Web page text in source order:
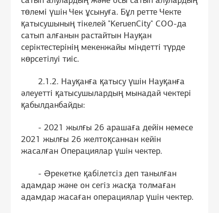
төлемі үшін Чек ұсынуға. Бұл ретте Чекте
қатысушының тікелей "KeruenCity" СОО-да
сатып алғанын растайтын Науқан
серіктестерінің мекенжайы міндетті түрде
көрсетілуі тиіс.
2.1.2. Науқанға қатысу үшін Науқанға
әлеуетті қатысушылардың мынадай чектері
қабылданбайды:
- 2021 жылғы 26 арашаға дейін немесе
2021 жылғы 26 желтоқсаннан кейін
жасалған Операциялар үшін чектер.
- Әрекетке қабілетсіз деп танылған
адамдар және он сегіз жасқа толмаған
адамдар жасаған операциялар үшін чектер.